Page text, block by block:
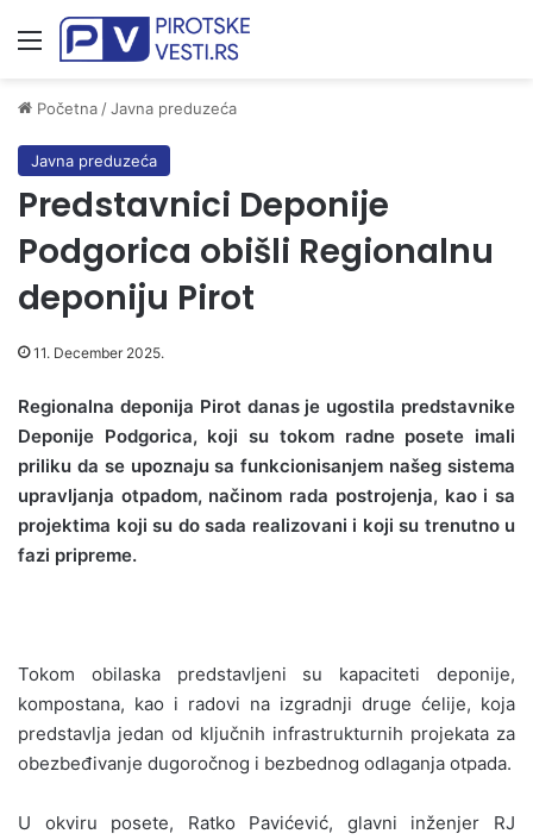
Meni
Početna /Javna preduzeća
Javna preduzeća
Predstavnici Deponije
Podgorica obišli Regionalnu
deponiju Pirot
11. December 2025.
Regionalna deponija Pirot danas je ugostila predstavnike
Deponije Podgorica, koji su tokom radne posete imali
priliku da se upoznaju sa funkcionisanjem našeg sistema
upravljanja otpadom, načinom rada postrojenja, kao i sa
projektima koji su do sada realizovani i koji su trenutno u
fazi pripreme.
Tokom obilaska predstavljeni su kapaciteti deponije,
kompostana, kao i radovi na izgradnji druge ćelije, koja
predstavlja jedan od ključnih infrastrukturnih projekata za
obezbeđivanje dugoročnog i bezbednog odlaganja otpada.
U okviru posete, Ratko Pavićević, glavni inženjer RJ